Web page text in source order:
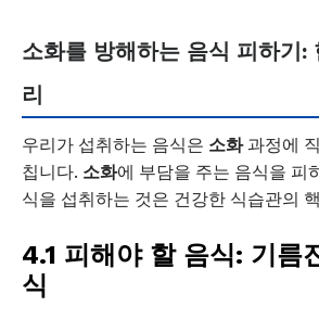
소화를 방해하는 음식 피하기:
리
우리가 섭취하는 음식은 소화과정에
칩니다. 소화에 부담을 주는 음식을 피
식을 섭취하는 것은 건강한 식습관의
4.1 피해야 할 음식: 기름
식